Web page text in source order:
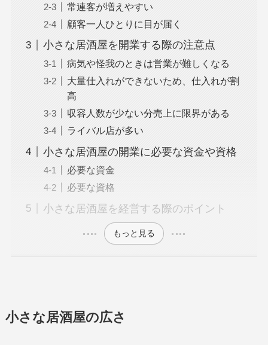
常連客が増えやすい
顧客一人ひとりに目が届く
小さな居酒屋を開業する際の注意点
病気や怪我のときは営業が難しくなる
大量仕入れができないため、仕入れが割
高
収容人数が少ない分売上に限界がある
ライバル店が多い
小さな居酒屋の開業に必要な資金や資格
必要な資金
必要な資格
小さな居酒屋を経営する際のポイント
もっと見る
小さな居酒屋の広さ